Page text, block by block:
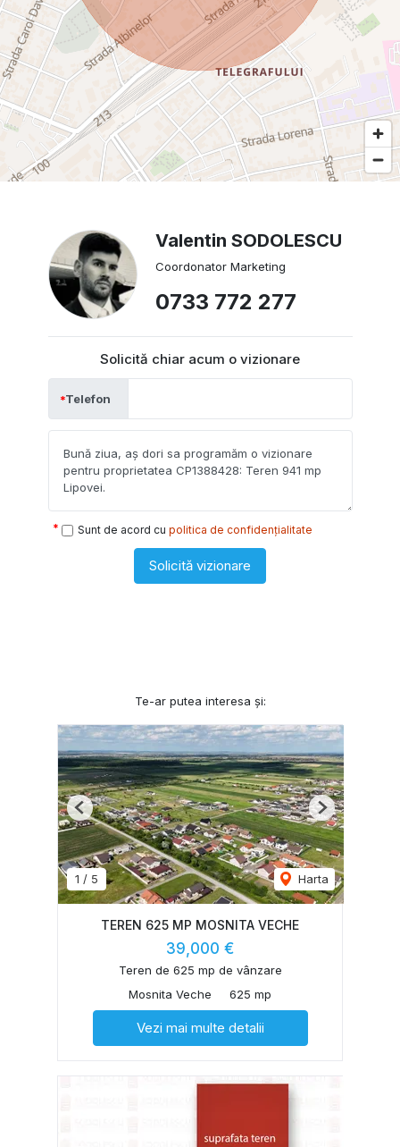
Valentin SODOLESCU
Coordonator Marketing
0733 772 277
Solicită chiar acum o vizionare
Telefon
Sunt de acord cu politica de confidențialitate
Solicită vizionare
Te-ar putea interesa și:
1 / 5 Harta
Previous Next
TEREN 625 MP MOSNITA VECHE
39,000 €
Teren de 625 mp de vânzare
Mosnita Veche
625 mp
Vezi mai multe detalii